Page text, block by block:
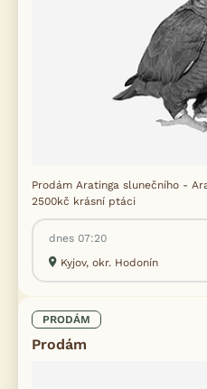
Prodám Aratinga slunečního -
2500kč krásní ptáci
dnes 07:20
Kyjov, okr. Hodonín
PRODÁM
Prodám